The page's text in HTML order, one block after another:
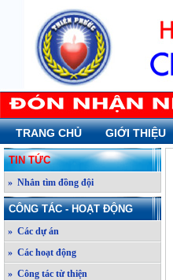
TRANG CHỦ GIỚI THIỆU
TIN TỨC
» Nhắn tìm đồng đội
CÔNG TÁC - HOẠT ĐỘNG
» Các dự án
» Các hoạt động
» Công tác từ thiện